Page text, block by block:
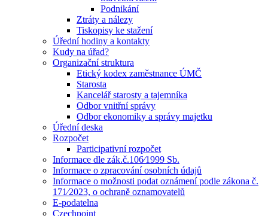
Podnikání
Ztráty a nálezy
Tiskopisy ke stažení
Úřední hodiny a kontakty
Kudy na úřad?
Organizační struktura
Etický kodex zaměstnance ÚMČ
Starosta
Kancelář starosty a tajemníka
Odbor vnitřní správy
Odbor ekonomiky a správy majetku
Úřední deska
Rozpočet
Participativní rozpočet
Informace dle zák.č.106⁄1999 Sb.
Informace o zpracování osobních údajů
Informace o možnosti podat oznámení podle zákona č.
171⁄2023, o ochraně oznamovatelů
E-podatelna
Czechpoint